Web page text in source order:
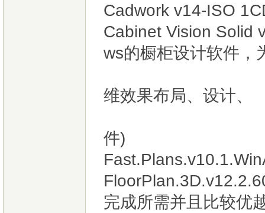
Cadwork v14-ISO
Cabinet Vision Solid
ws的橱柜设计软件，
维效果布局、设计、
件)
完成所需并且比较优